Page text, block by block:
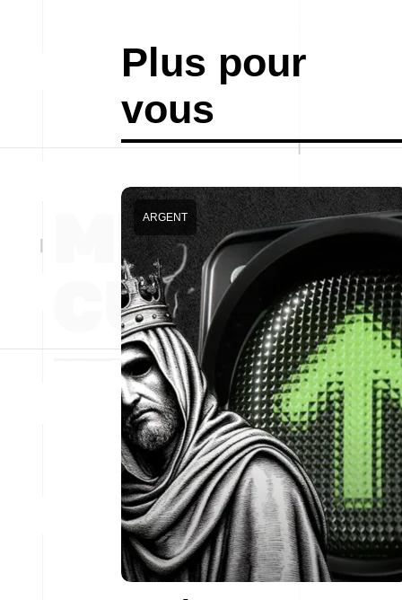
Plus pour
vous
ARGENT